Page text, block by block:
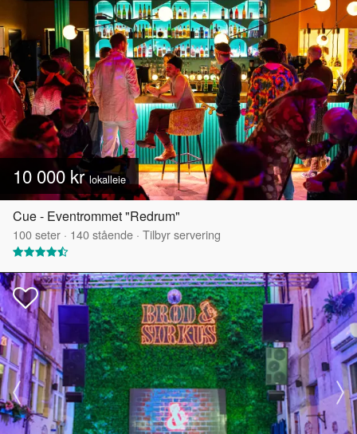
10 000 krlokalleie
Cue - Eventrommet "Redrum"
100seter · 140stående · Tilbyr servering